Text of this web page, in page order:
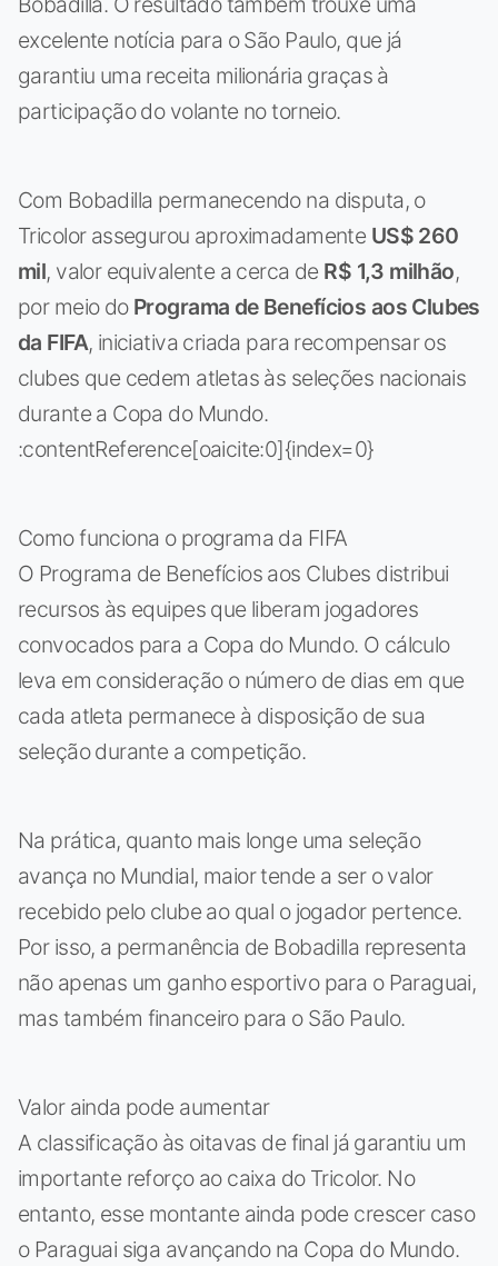
excelente notícia para o São Paulo, que já
garantiu uma receita milionária graças à
participação do volante no torneio.
Com Bobadilla permanecendo na disputa, o
Tricolor assegurou aproximadamente US$ 260
mil, valor equivalente a cerca de R$ 1,3 milhão,
por meio do Programa de Benefícios aos Clubes
da FIFA, iniciativa criada para recompensar os
clubes que cedem atletas às seleções nacionais
durante a Copa do Mundo.
:contentReference[oaicite:0]{index=0}
Como funciona o programa da FIFA
O Programa de Benefícios aos Clubes distribui
recursos às equipes que liberam jogadores
convocados para a Copa do Mundo. O cálculo
leva em consideração o número de dias em que
cada atleta permanece à disposição de sua
seleção durante a competição.
Na prática, quanto mais longe uma seleção
avança no Mundial, maior tende a ser o valor
recebido pelo clube ao qual o jogador pertence.
Por isso, a permanência de Bobadilla representa
não apenas um ganho esportivo para o Paraguai,
mas também financeiro para o São Paulo.
Valor ainda pode aumentar
A classificação às oitavas de final já garantiu um
importante reforço ao caixa do Tricolor. No
entanto, esse montante ainda pode crescer caso
o Paraguai siga avançando na Copa do Mundo.